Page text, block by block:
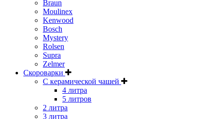
Braun
Moulinex
Kenwood
Bosch
Mystery
Rolsen
Supra
Zelmer
Скороварки
С керамической чашей
4 литра
5 литров
2 литра
3 литра